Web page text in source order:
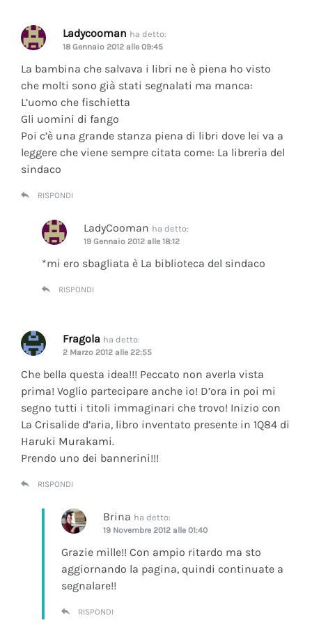
Ladycooman ha detto:
18 Gennaio 2012 alle 09:45
La bambina che salvava i libri ne è piena ho visto
che molti sono già stati segnalati ma manca:
L’uomo che fischietta
Gli uomini di fango
Poi c’è una grande stanza piena di libri dove lei va a
leggere che viene sempre citata come: La libreria del
sindaco
RISPONDI
LadyCooman ha detto:
19 Gennaio 2012 alle 18:12
*mi ero sbagliata è La biblioteca del sindaco
RISPONDI
Fragola ha detto:
2 Marzo 2012 alle 22:55
Che bella questa idea!!! Peccato non averla vista
prima! Voglio partecipare anche io! D’ora in poi mi
segno tutti i titoli immaginari che trovo! Inizio con
La Crisalide d’aria, libro inventato presente in 1Q84 di
Haruki Murakami.
Prendo uno dei bannerini!!!
RISPONDI
Brina ha detto:
19 Novembre 2012 alle 01:40
Grazie mille!! Con ampio ritardo ma sto
aggiornando la pagina, quindi continuate a
segnalare!!
RISPONDI